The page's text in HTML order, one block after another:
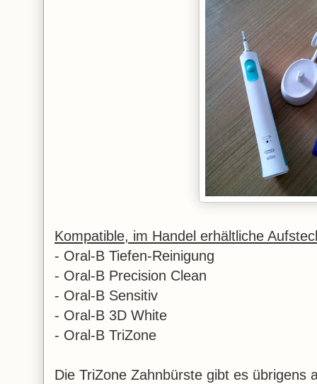
Kompatible, im Handel erhältliche
- Oral-B Tiefen-Reinigung
- Oral-B Precision Clean
- Oral-B Sensitiv
- Oral-B 3D White
- Oral-B TriZone
Die TriZone Zahnbürste gibt es übrigens